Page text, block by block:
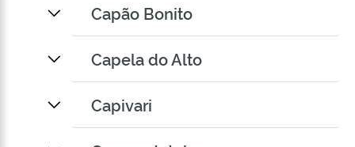
Capão Bonito
Capela do Alto
Capivari